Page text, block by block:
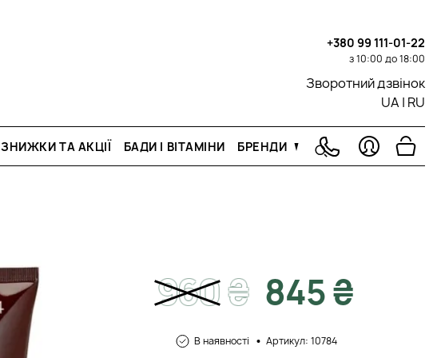
+380 99 111-01-22
з 10:00 до 18:00
Зворотний дзвінок
UA | RU
ЗНИЖКИ ТА АКЦІЇ БАДИ І ВІТАМІНИ БРЕНДИ
960₴ 845 ₴
В наявності Артикул: 10784